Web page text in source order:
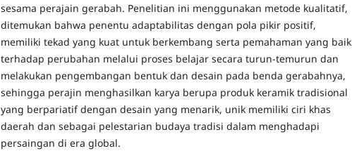
sesama perajain gerabah. Penelitian ini menggunakan metode kualitatif,
ditemukan bahwa penentu adaptabilitas dengan pola pikir positif,
memiliki tekad yang kuat untuk berkembang serta pemahaman yang baik
terhadap perubahan melalui proses belajar secara turun-temurun dan
melakukan pengembangan bentuk dan desain pada benda gerabahnya,
sehingga perajin menghasilkan karya berupa produk keramik tradisional
yang berpariatif dengan desain yang menarik, unik memiliki ciri khas
daerah dan sebagai pelestarian budaya tradisi dalam menghadapi
persaingan di era global.